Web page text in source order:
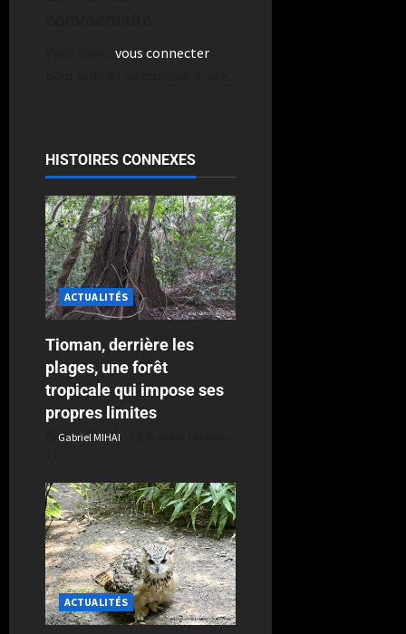
vous connecter
HISTOIRES CONNEXES
ACTUALITÉS
Tioman, derrière les
plages, une forêt
tropicale qui impose ses
propres limites
Gabriel MIHAI
ACTUALITÉS